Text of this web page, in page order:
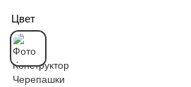
Цвет